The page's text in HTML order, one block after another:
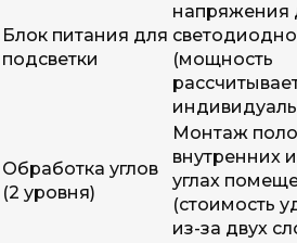
Блок питания для
подсветки
напряжения
(мощность
Обработка углов
(2 уровня)
Монтаж
внутренних
углах
(стоимость
из-за двух